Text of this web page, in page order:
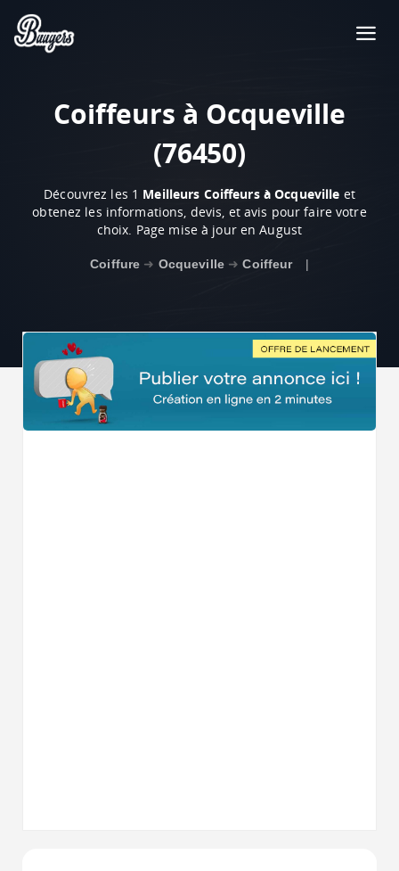
Coiffeurs à Ocqueville
(76450)
Découvrez les 1 Meilleurs Coiffeurs à Ocqueville et
obtenez les informations, devis, et avis pour faire votre
choix. Page mise à jour en August
Coiffure ➜ Ocqueville ➜Coiffeur |